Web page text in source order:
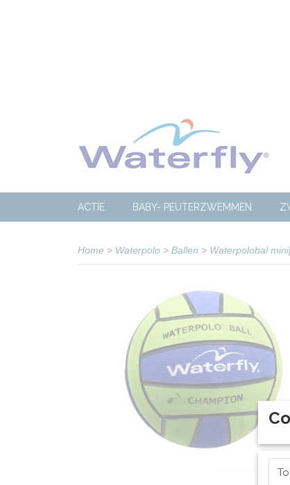
ACTIE BABY- PEUTERZWEMMEN
Home > Waterpolo > Ballen > Waterpolobal